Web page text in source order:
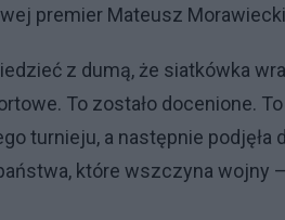
premier Mateusz
z dumą, że siatkówka
To zostało docenione.
turnieju, a następnie podjęła
które wszczyna wojny